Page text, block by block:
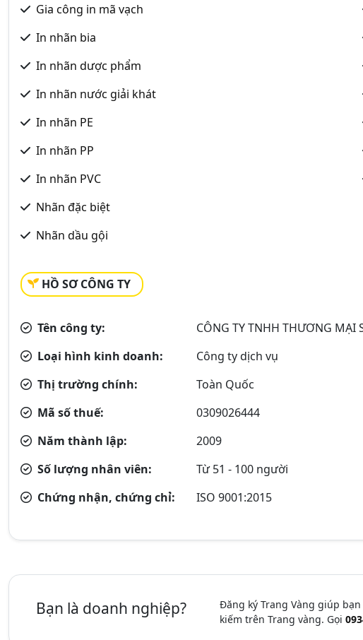
Gia công in mã vạch
In nhãn bia
In nhãn dược phẩm
In nhãn nước giải khát
In nhãn PE
In nhãn PP
In nhãn PVC
Nhãn đặc biệt
Nhãn dầu gội
HỒ SƠ CÔNG TY
Tên công ty:
CÔNG TY TNHH THƯƠNG MẠI
Loại hình kinh doanh:
Công ty dịch vụ
Thị trường chính:
Toàn Quốc
Mã số thuế:
0309026444
Năm thành lập:
2009
Số lượng nhân viên:
Từ 51 - 100 người
Chứng nhận, chứng chỉ:
ISO 9001:2015
Bạn là doanh nghiệp?
Đăng ký Trang Vàng giúp
kiếm trên Trang vàng. Gọi